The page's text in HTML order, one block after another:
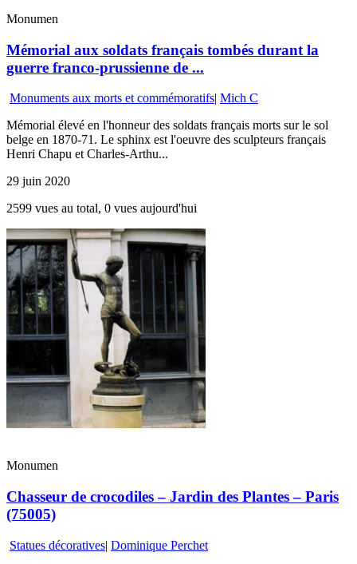
Monumen
Mémorial aux soldats français tombés durant la
guerre franco-prussienne de ...
Monuments aux morts et commémoratifs| Mich C
Mémorial élevé en l'honneur des soldats français morts sur le sol
belge en 1870-71. Le sphinx est l'oeuvre des sculpteurs français
Henri Chapu et Charles-Arthu...
29 juin 2020
2599 vues au total, 0 vues aujourd'hui
Monumen
Chasseur de crocodiles – Jardin des Plantes – Paris
(75005)
Statues décoratives| Dominique Perchet